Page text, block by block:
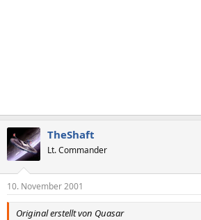
TheShaft
Lt. Commander
10. November 2001
Original erstellt von Quasar